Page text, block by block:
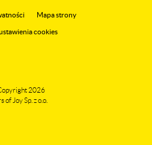
Mapa strony
cookies
2026
of Joy Sp. z o.o.